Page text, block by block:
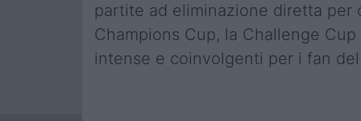
partite ad eliminazione diretta per
Champions Cup, la Challenge
intense e coinvolgenti per i fan